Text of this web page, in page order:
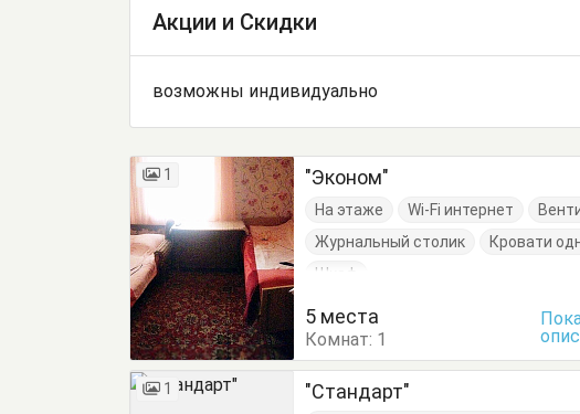
Акции и Скидки
возможны индивидуально
1 "Эконом"
На этаже Wi-Fi интернет
Журнальный столик
Кровати
Шкаф
5 места
Комнат: 1
1 "Стандарт"